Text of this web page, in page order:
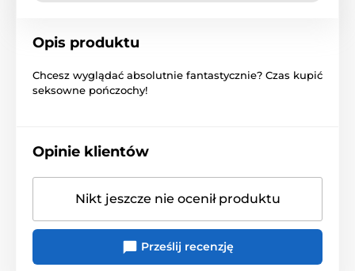
Opis produktu
Chcesz wyglądać absolutnie fantastycznie? Czas kupić
seksowne pończochy!
Opinie klientów
Nikt jeszcze nie ocenił produktu
Prześlij recenzję